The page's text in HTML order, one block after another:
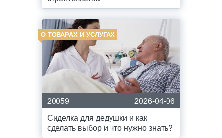
О ТОВАРАХ И УСЛУГАХ
20059
2026-04-06
Сиделка для дедушки и как
сделать выбор и что нужно знать?